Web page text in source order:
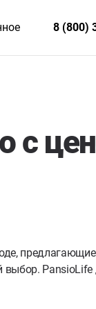
8 (800)
с
PansioLife